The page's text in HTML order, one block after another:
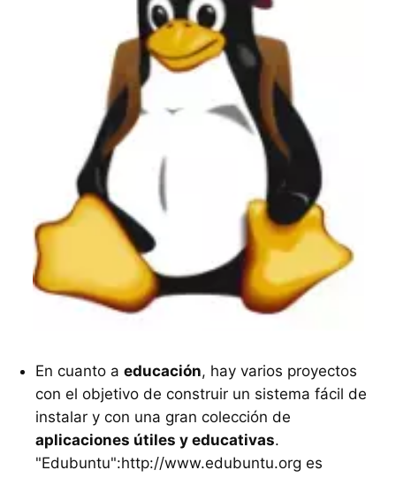
En cuanto a educación, hay varios proyectos
con el objetivo de construir un sistema fácil de
instalar y con una gran colección de
aplicaciones útiles y educativas.
"Edubuntu":http://www.edubuntu.org es